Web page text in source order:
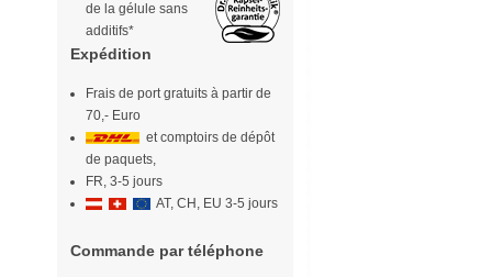
de la gélule sans
additifs*
Expédition
Frais de port gratuits à partir de
70,- Euro
et comptoirs de dépôt
de paquets,
FR, 3-5 jours
AT, CH, EU 3-5 jours
Commande par téléphone